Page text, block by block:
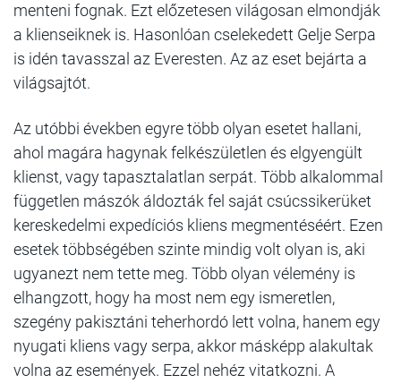
menteni fognak. Ezt előzetesen világosan elmondják
a klienseiknek is. Hasonlóan cselekedett Gelje Serpa
is idén tavasszal az Everesten. Az az eset bejárta a
világsajtót.
Az utóbbi években egyre több olyan esetet hallani,
ahol magára hagynak felkészületlen és elgyengült
klienst, vagy tapasztalatlan serpát. Több alkalommal
független mászók áldozták fel saját csúcssikerüket
kereskedelmi expedíciós kliens megmentéséért. Ezen
esetek többségében szinte mindig volt olyan is, aki
ugyanezt nem tette meg. Több olyan vélemény is
elhangzott, hogy ha most nem egy ismeretlen,
szegény pakisztáni teherhordó lett volna, hanem egy
nyugati kliens vagy serpa, akkor másképp alakultak
volna az események. Ezzel nehéz vitatkozni. A